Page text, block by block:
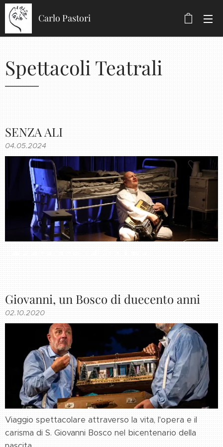
Carlo Pastori
Spettacoli Teatrali
SENZA ALI
04.05.2024
Testo di Marta Martinelli Carlo Pastori
Giovanni, un Bosco di duecento anni
02.10.2020
Viaggio spettacolare attraverso la vita, l'opera e il
carisma di S. Giovanni Bosco nel bicentenario della